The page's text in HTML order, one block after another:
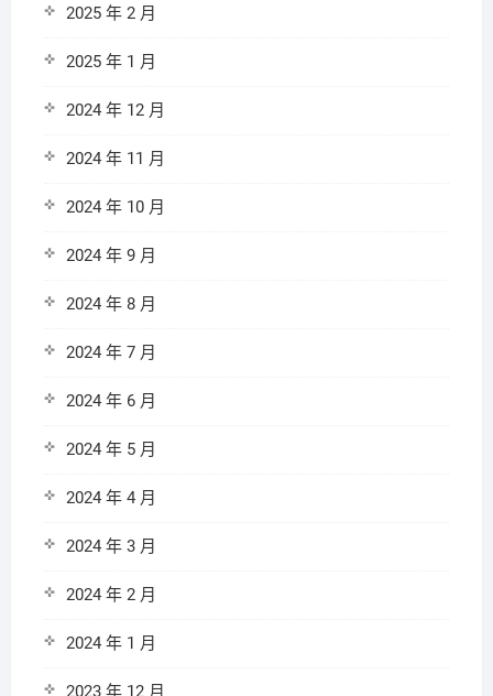
2025 年 2 月
2025 年 1 月
2024 年 12 月
2024 年 11 月
2024 年 10 月
2024 年 9 月
2024 年 8 月
2024 年 7 月
2024 年 6 月
2024 年 5 月
2024 年 4 月
2024 年 3 月
2024 年 2 月
2024 年 1 月
2023 年 12 月